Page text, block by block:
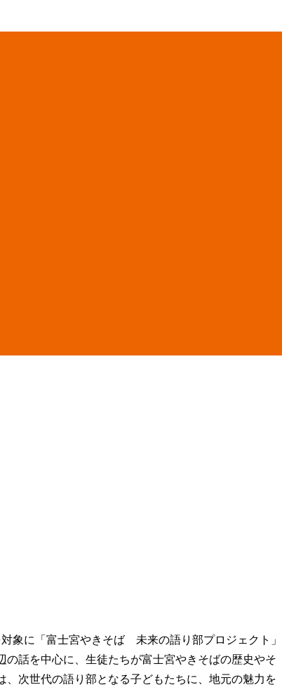
象に「富士宮やきそば 未来の語り部プロジェクト」
話を中心に、生徒たちが富士宮やきそばの歴史やそ
次世代の語り部となる子どもたちに、地元の魅力を